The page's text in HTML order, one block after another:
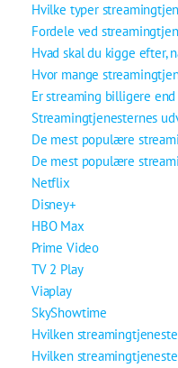
Hvilke typer
Fordele ved
Hvad skal du kigge efter,
Hvor mange
Er streaming billigere
Streamingtjenesternes
De mest populære
De mest populære
Netflix
Disney+
HBO Max
Prime Video
TV 2 Play
Viaplay
SkyShowtime
Hvilken
Hvilken